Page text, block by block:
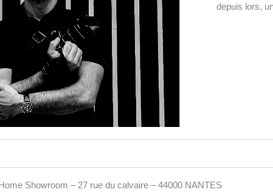
depuis lors,
Showroom – 27 rue du calvaire – 44000 NANTES